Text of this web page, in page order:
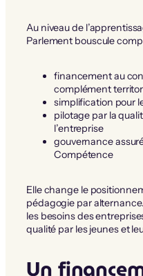
Au niveau de
Parlement bouscule
financement au
complément
simplification pour
pilotage par la
l’entreprise
gouvernance
Compétence
Elle change le
pédagogie par
les besoins des
qualité par les jeunes et
Un